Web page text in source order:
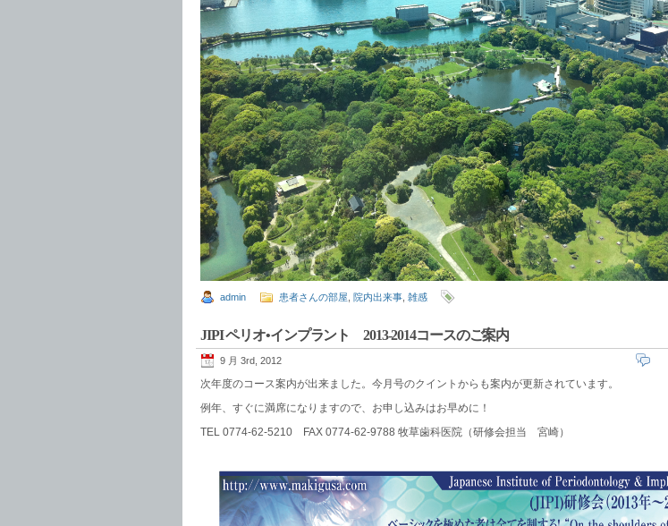
admin 患者さんの部屋 院内出来事 雑感
JIPI ペリオ•インプラント 2013-2014コースのご案内
9 月 3rd, 2012
次年度のコース案内が出来ました。今月号のクイントからも案内が更新されています。
例年、すぐに満席になりますので、お申し込みはお早めに！
TEL 0774-62-5210 FAX 0774-62-9788 牧草歯科医院（研修会担当 宮崎）